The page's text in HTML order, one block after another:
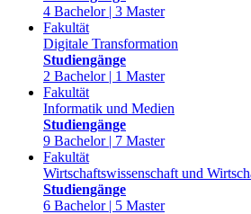
4 Bachelor | 3 Master
Fakultät
Digitale Transformation
Studiengänge
2 Bachelor | 1 Master
Fakultät
Informatik und Medien
Studiengänge
9 Bachelor | 7 Master
Fakultät
Wirtschaftswissenschaft und
Studiengänge
6 Bachelor | 5 Master